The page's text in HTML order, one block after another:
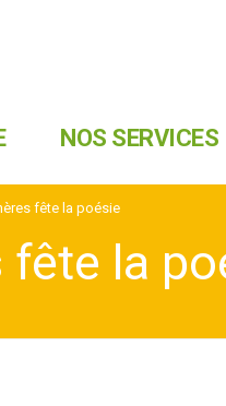
NOS SERVICES
fête la poésie
fête la